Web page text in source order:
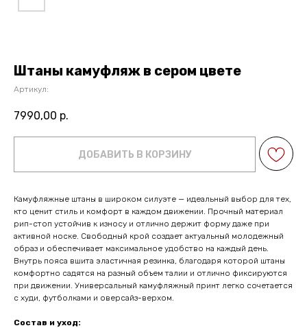
Штаны камуфляж в сером цвете
Артикул:
7990,00 р.
ДОБАВИТЬ В КОРЗИНУ
Камуфляжные штаны в широком силуэте — идеальный выбор для тех,
кто ценит стиль и комфорт в каждом движении. Прочный материал
рип-стоп устойчив к износу и отлично держит форму даже при
активной носке. Свободный крой создает актуальный молодежный
образ и обеспечивает максимальное удобство на каждый день.
Внутрь пояса вшита эластичная резинка, благодаря которой штаны
комфортно садятся на разный объем талии и отлично фиксируются
при движении. Универсальный камуфляжный принт легко сочетается
с худи, футболками и оверсайз-верхом.
Состав и уход: